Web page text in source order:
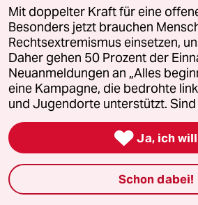
Mehr taz Angebote
Reisen
Kantine
Shop
Mit doppelter Kraft für eine
Besonders jetzt brauchen
Rechtsextremismus einsetzen,
Daher gehen 50 Prozent der
Neuanmeldungen an „Alles
eine Kampagne, die bedrohte
und Jugendorte unterstützt. Sind
 Ja, ich will
Schon dabei!